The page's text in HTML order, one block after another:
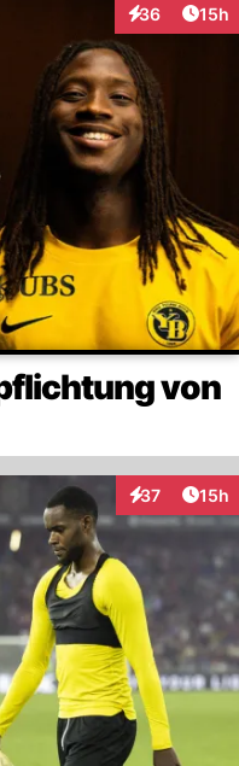
36
Interaktionen
15h
von
37
Interaktionen
15h